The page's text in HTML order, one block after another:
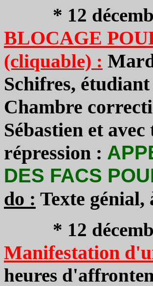
* 12
BLOCAGE
(cliquable) :
Schifres,
Chambre
Sébastien et
répression :
DES FACS
do : Texte
* 12
Manifestation
heures